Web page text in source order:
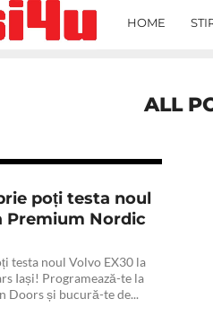
HOME
ALL
poți testa noul
Premium Nordic
testa noul Volvo EX30 la
Iași! Programează-te la
Doors și bucură-te de...